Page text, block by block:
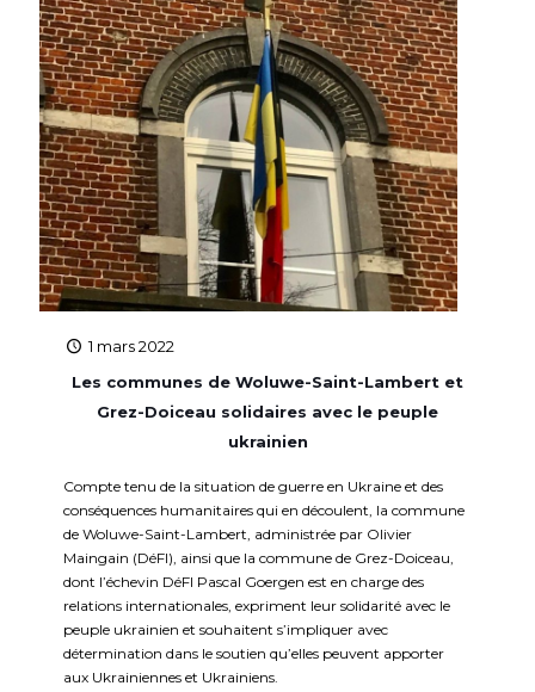
1 mars 2022
Les communes de Woluwe-Saint-Lambert et
Grez-Doiceau solidaires avec le peuple
ukrainien
Compte tenu de la situation de guerre en Ukraine et des
conséquences humanitaires qui en découlent, la commune
de Woluwe-Saint-Lambert, administrée par Olivier
Maingain (DéFI), ainsi que la commune de Grez-Doiceau,
dont l’échevin DéFI Pascal Goergen est en charge des
relations internationales, expriment leur solidarité avec le
peuple ukrainien et souhaitent s’impliquer avec
détermination dans le soutien qu’elles peuvent apporter
aux Ukrainiennes et Ukrainiens.